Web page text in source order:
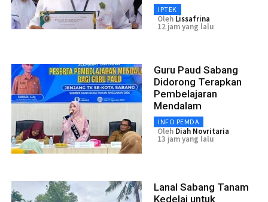
IPTEK
Oleh Lissafrina
12 jam yang lalu
Guru Paud Sabang
Didorong Terapkan
Pembelajaran
Mendalam
INFO PEMDA
Oleh Diah Novritaria
13 jam yang lalu
Lanal Sabang Tanam
Kedelai untuk